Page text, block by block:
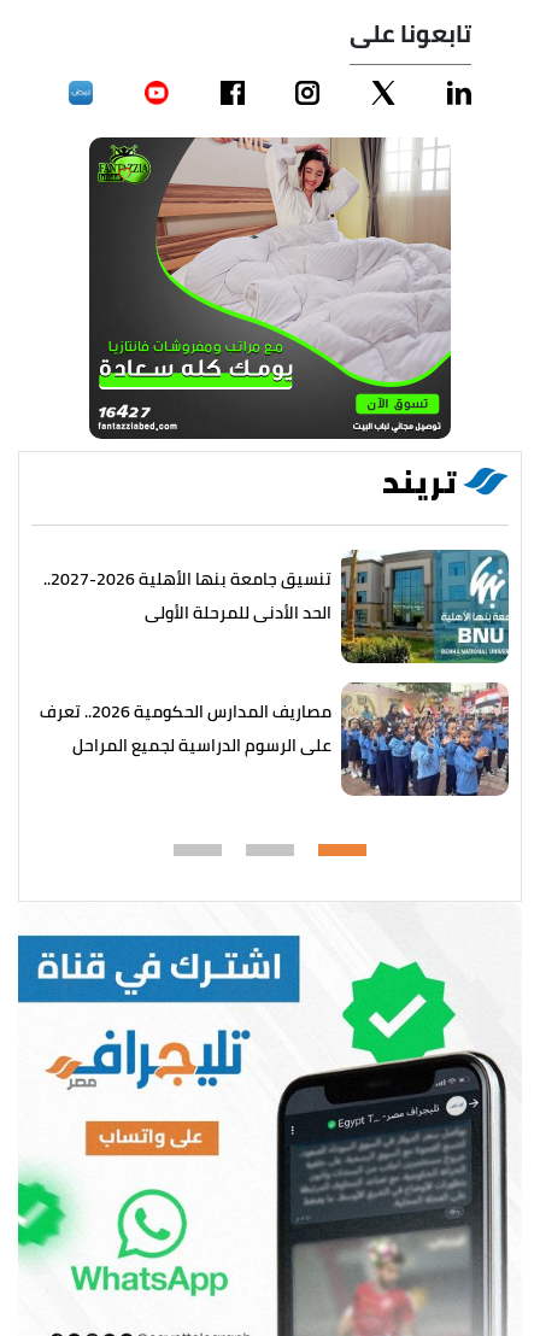
تابعونا على
تريند
تنسيق جامعة بنها الأهلية 2026-2027..
الحد الأدنى للمرحلة الأولى
مصاريف المدارس الحكومية 2026.. تعرف
على الرسوم الدراسية لجميع المراحل